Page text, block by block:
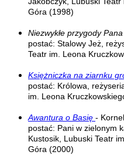
Góra (1998)
Niezwykłe przygody
postać: Stalowy Jeż,
Teatr im. Leona
Księżniczka na ziarnku
postać: Królowa,
im. Leona
Awantura o Basię -
postać: Pani w zielonym
Kustosik, Lubuski Teatr
Góra (2000)